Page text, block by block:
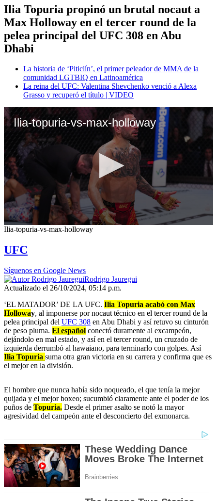
Ilia Topuria propinó un brutal nocaut a
Max Holloway en el tercer round de la
pelea principal del UFC 308 en Abu
Dhabi
La historia de ‘Piticlín’, el primer peleador de MMA de la
comunidad LGTBIQ en Latinoamérica
La reina del UFC: Valentina Shevchenko venció a Alexa
Grasso y recuperó el título | VIDEO
Ilia-topuria-vs-max-holloway
0
seconds
of
48
Ilia-topuria-vs-max-holloway
UFC
Síguenos en Google News
Rodrigo Jauregui
Actualizado el 26/10/2024, 05:14 p.m.
‘EL MATADOR’ DE LA UFC. Ilia Topuria acabó con Max
Holloway, al imponerse por nocaut técnico en el tercer round de la
pelea principal del UFC 308 en Abu Dhabi y así retuvo su cinturón
de peso pluma. El español conectó duramente al excampeón,
dejándolo en mal estado, y así en el tercer round, un cruzado de
izquierda derrumbó al hawaiano, para terminarlo con golpes. Así
Ilia Topuria suma otra gran victoria en su carrera y confirma que es
el mejor en la división.
El hombre que nunca había sido noqueado, el que tenía la mejor
quijada y el mejor boxeo; sucumbió claramente ante el poder de los
puños de Topuria. Desde el primer asalto se notó la mayor
agresividad del campeón ante el desconcierto del exmonarca.